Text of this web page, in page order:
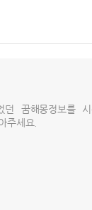
던 꿈해몽정보를 시
주세요.